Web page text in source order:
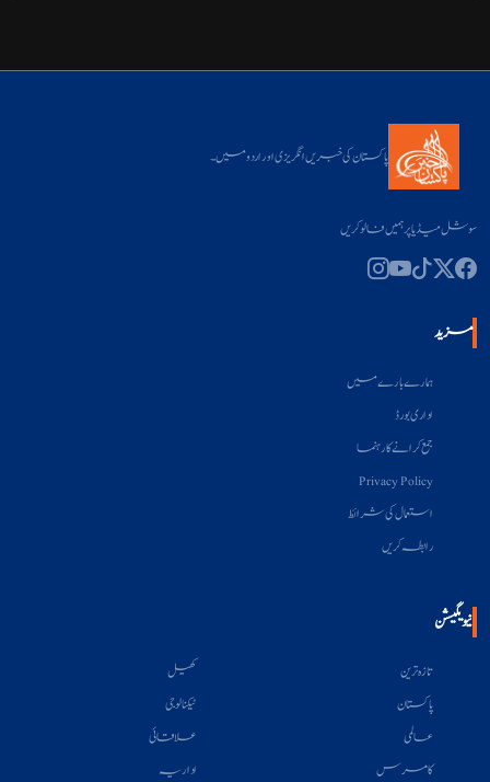
پاکستان کی خبریں انگریزی اور اردو میں۔
سوشل میڈیا پر ہمیں فالو کریں
مزید
ہمارے بارے میں
اداری بورڈ
جمع کرانے کا رہنما
Privacy Policy
استعمال کی شرائط
رابطہ کریں
نیویگیشن
تازہ ترین
پاکستان
عالمی
کامرس
کھیل
ٹیکنالوجی
علاقائی
اداریہ